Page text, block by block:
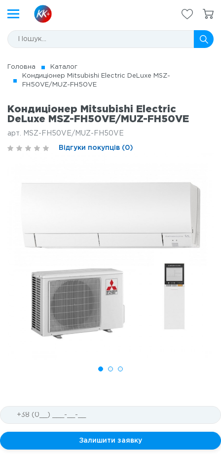
Головна
Каталог
Кондиціонер Mitsubishi Electric DeLuxe MSZ-
FH50VE/MUZ-FH50VE
Кондиціонер Mitsubishi Electric
DeLuxe MSZ-FH50VE/MUZ-FH50VE
арт. MSZ-FH50VE/MUZ-FH50VE
Відгуки покупців (0)
Залишити заявку